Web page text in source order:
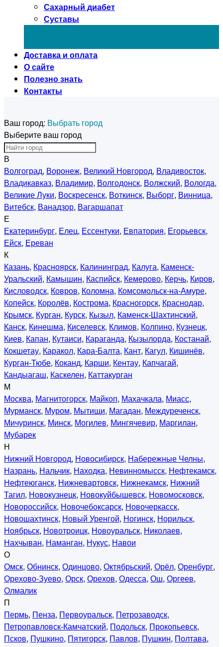
Сахарный диабет
Суставы
Доставка и оплата
О сайте
Полезно знать
Контакты
Ваш город: Выбрать город
Выберите ваш город
В
Волгоград, Воронеж, Великий Новгород, Владивосток,
Владикавказ, Владимир, Волгодонск, Волжский, Вологда,
Великие Луки, Воскресенск, Воткинск, Выборг, Винница,
Витебск, Ванадзор, Вагаршапат
Е
Екатеринбург, Елец, Ессентуки, Евпатория, Егорьевск,
Ейск, Ереван
К
Казань, Красноярск, Калининград, Калуга, Каменск-
Уральский, Камышин, Каспийск, Кемерово, Керчь, Киров,
Кисловодск, Ковров, Коломна, Комсомольск-на-Амуре,
Копейск, Королёв, Кострома, Красногорск, Краснодар,
Крымск, Курган, Курск, Кызыл, Каменск-Шахтинский,
Канск, Кинешма, Киселевск, Климов, Колпино, Кузнецк,
Киев, Капан, Кутаиси, Караганда, Кызылорда, Костанай,
Кокшетау, Каракол, Кара-Балта, Кант, Кагул, Кишинёв,
Курган-Тюбе, Коканд, Карши, Кентау, Капчагай,
Кандыагаш, Каскелен, Каттакурган
М
Москва, Магнитогорск, Майкоп, Махачкала, Миасс,
Мурманск, Муром, Мытищи, Магадан, Междуреченск,
Мичуринск, Минск, Могилев, Мингячевир, Маргилан,
Мубарек
Н
Нижний Новгород, Новосибирск, Набережные Челны,
Назрань, Нальчик, Находка, Невинномысск, Нефтекамск,
Нефтеюганск, Нижневартовск, Нижнекамск, Нижний
Тагил, Новокузнецк, Новокуйбышевск, Новомосковск,
Новороссийск, Новочебоксарск, Новочеркасск,
Новошахтинск, Новый Уренгой, Ногинск, Норильск,
Ноябрьск, Новотроицк, Новоуральск, Николаев,
Нахчыван, Наманган, Нукус, Навои
О
Омск, Обнинск, Одинцово, Октябрьский, Орёл, Оренбург,
Орехово-Зуево, Орск, Орехов, Одесса, Ош, Оргеев,
Олмалик
П
Пермь, Пенза, Первоуральск, Петрозаводск,
Петропавловск-Камчатский, Подольск, Прокопьевск,
Псков, Пушкино, Пятигорск, Павлов, Пушкин, Полтава,